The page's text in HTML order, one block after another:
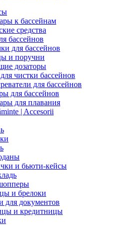
к бассейнам
средства
бассейнов
для бассейнов
и поручни
дозаторы
чистки бассейнов
для бассейнов
для бассейнов
для плавания
| Accesorii
и бьюти-кейсы
и брелоки
для документов
и кредитницы